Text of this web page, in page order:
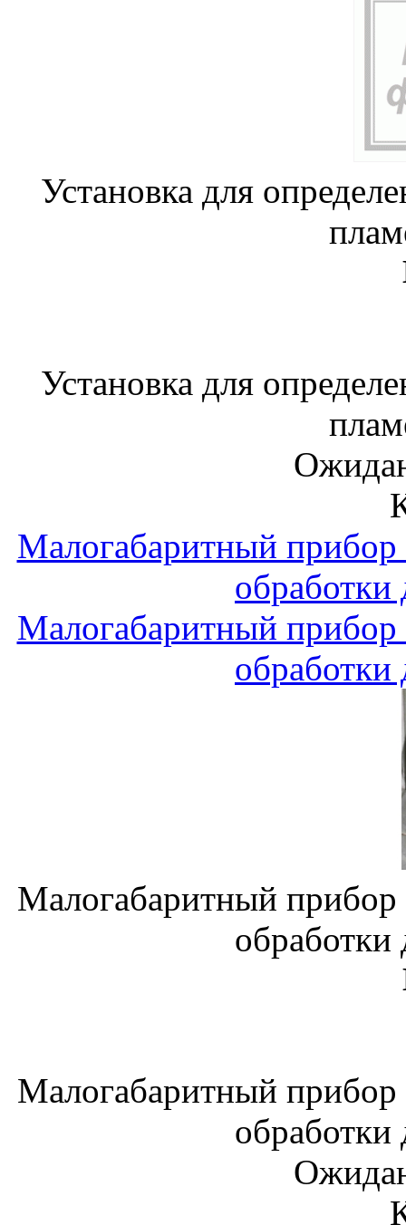
Установка для
Установка для
Малогабаритный прибор
Малогабаритный прибор
Малогабаритный прибор
Малогабаритный прибор